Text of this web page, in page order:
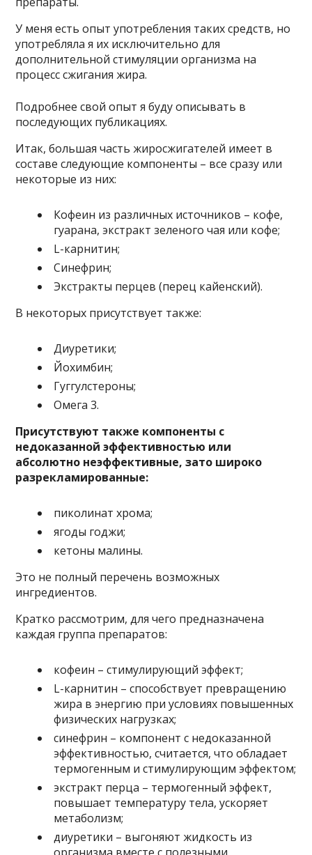
У меня есть опыт употребления таких средств, но
употребляла я их исключительно для
дополнительной стимуляции организма на
процесс сжигания жира.
Подробнее свой опыт я буду описывать в
последующих публикациях.
Итак, большая часть жиросжигателей имеет в
составе следующие компоненты – все сразу или
некоторые из них:
Кофеин из различных источников – кофе,
гуарана, экстракт зеленого чая или кофе;
L-карнитин;
Синефрин;
Экстракты перцев (перец кайенский).
В некоторых присутствует также:
Диуретики;
Йохимбин;
Гуггулстероны;
Омега 3.
Присутствуют также компоненты с
недоказанной эффективностью или
абсолютно неэффективные, зато широко
разрекламированные:
пиколинат хрома;
ягоды годжи;
кетоны малины.
Это не полный перечень возможных
ингредиентов.
Кратко рассмотрим, для чего предназначена
каждая группа препаратов:
кофеин – стимулирующий эффект;
L-карнитин – способствует превращению
жира в энергию при условиях повышенных
физических нагрузках;
синефрин – компонент с недоказанной
эффективностью, считается, что обладает
термогенным и стимулирующим эффектом;
экстракт перца – термогенный эффект,
повышает температуру тела, ускоряет
метаболизм;
диуретики – выгоняют жидкость из